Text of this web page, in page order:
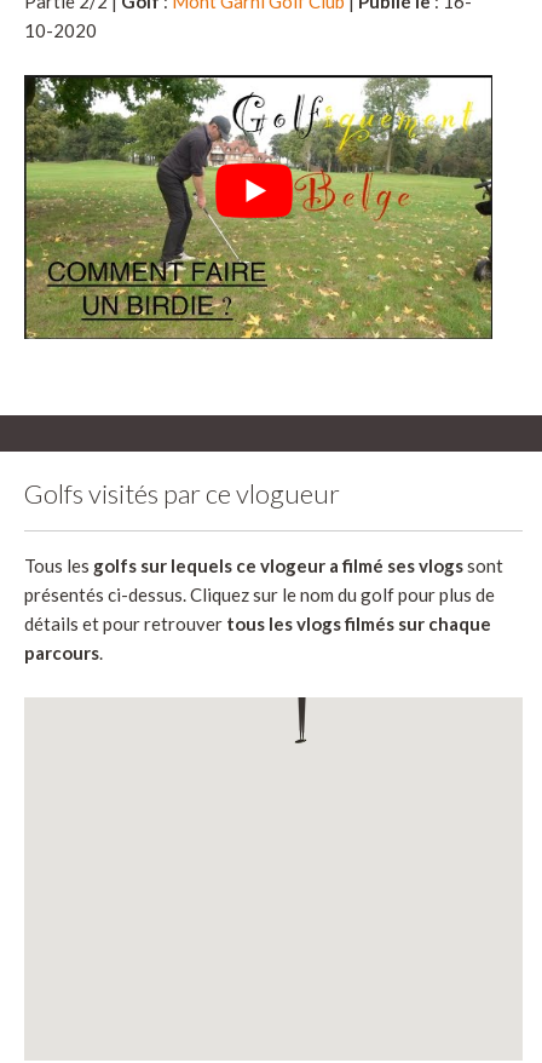
10-2020
Golfs visités par ce vlogueur
Tous les golfs sur lequels ce vlogeur a filmé ses vlogssont
présentés ci-dessus. Cliquez sur le nom du golf pour plus de
détails et pour retrouver tous les vlogs filmés sur chaque
parcours